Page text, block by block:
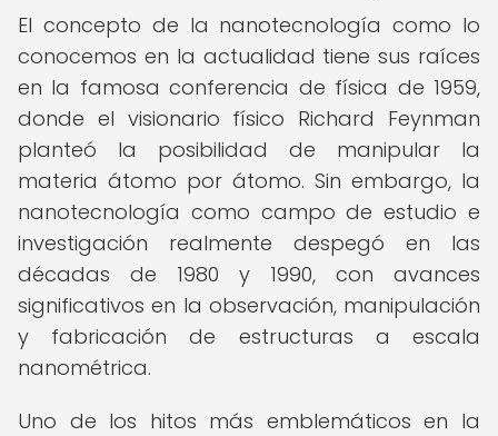
El concepto de la nanotecnología como lo
conocemos en la actualidad tiene sus raíces
en la famosa conferencia de física de 1959,
donde el visionario físico Richard Feynman
planteó la posibilidad de manipular la
materia átomo por átomo. Sin embargo, la
nanotecnología como campo de estudio e
investigación realmente despegó en las
décadas de 1980 y 1990, con avances
significativos en la observación, manipulación
y fabricación de estructuras a escala
nanométrica.
Uno de los hitos más emblemáticos en la